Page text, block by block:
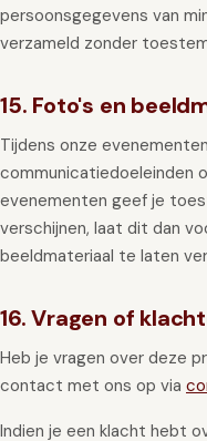
persoonsgegevens van
verzameld zonder
15. Foto's en
Tijdens onze
communicatiedoeleinden
evenementen geef je
verschijnen, laat dit dan
beeldmateriaal te laten
16. Vragen of
Heb je vragen over deze
contact met ons op via
Indien je een klacht hebt